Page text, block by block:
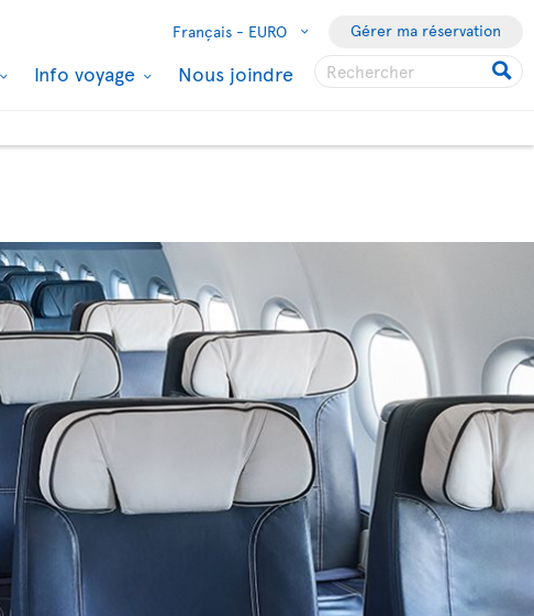
Français - EURO Gérer ma réservation
Info voyage Nous joindre